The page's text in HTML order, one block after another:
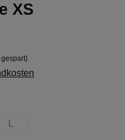
XS
ist zurzeit nicht verfügbar.)
(Diese Option ist zurzeit nicht